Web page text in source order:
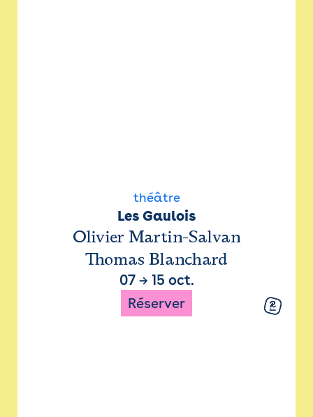
théâtre
Les Gaulois
Olivier Martin-Salvan
Thomas Blanchard
07→ 15 oct.
Réserver